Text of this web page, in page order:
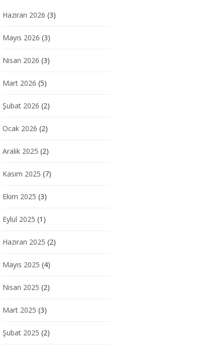
Haziran 2026 (3)
Mayıs 2026 (3)
Nisan 2026 (3)
Mart 2026 (5)
Şubat 2026 (2)
Ocak 2026 (2)
Aralık 2025 (2)
Kasım 2025 (7)
Ekim 2025 (3)
Eylül 2025 (1)
Haziran 2025 (2)
Mayıs 2025 (4)
Nisan 2025 (2)
Mart 2025 (3)
Şubat 2025 (2)